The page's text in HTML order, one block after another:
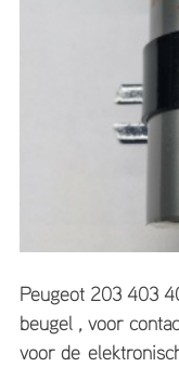
Peugeot 203 403
beugel , voor
voor de